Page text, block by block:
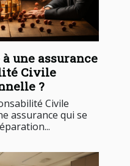
une assurance
Civile
?
Civile
assurance qui se